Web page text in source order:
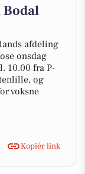
Bodal
afdeling
onsdag
10.00 fra P-
og
voksne
Kopiér link